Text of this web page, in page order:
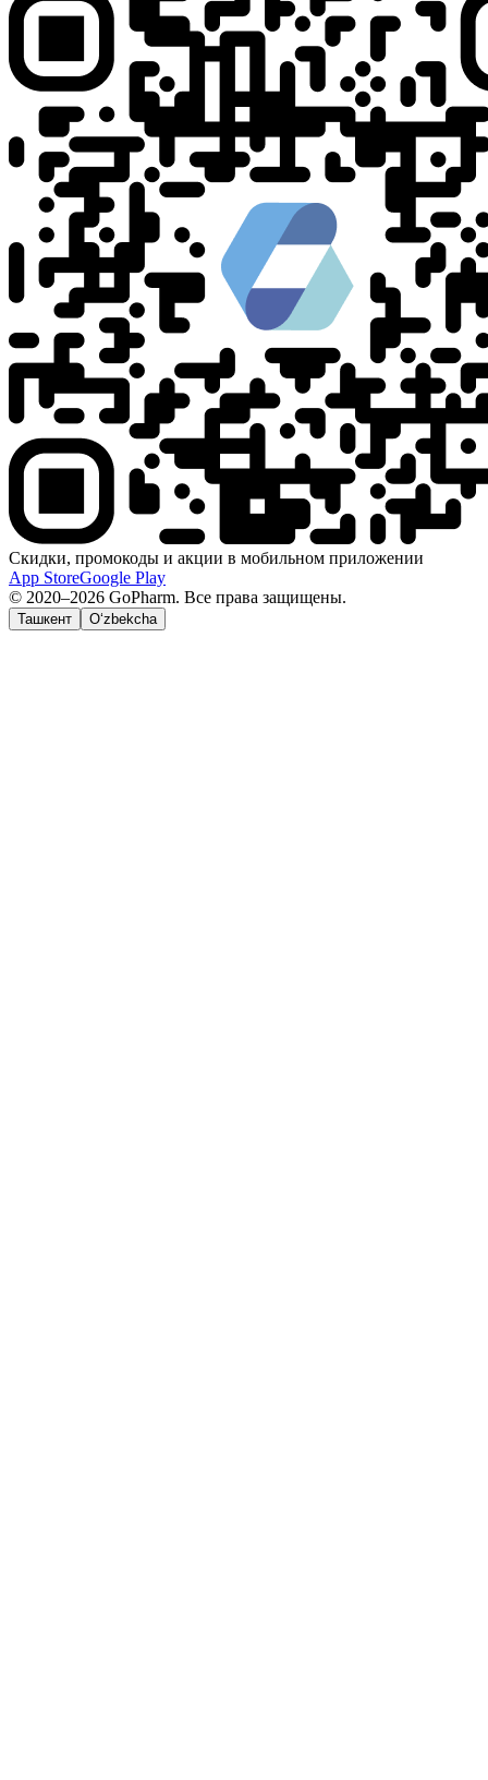
Скидки, промокоды и акции в мобильном приложении
App StoreGoogle Play
© 2020–2026 GoPharm. Все права защищены.
Ташкент O‘zbekcha